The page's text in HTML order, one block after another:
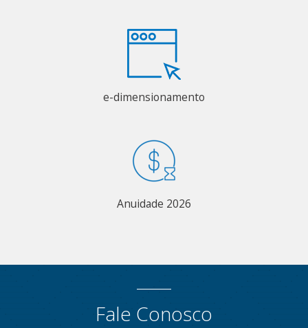
e-dimensionamento
Anuidade 2026
Fale Conosco